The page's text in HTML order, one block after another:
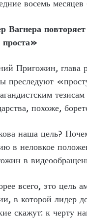
восемь
Вагнера
проста»
Пригожин, глава
преследуют
похоже,
наша цель?
в неловкое
в
всего, это цель
в которой лидер
скажут: к черту